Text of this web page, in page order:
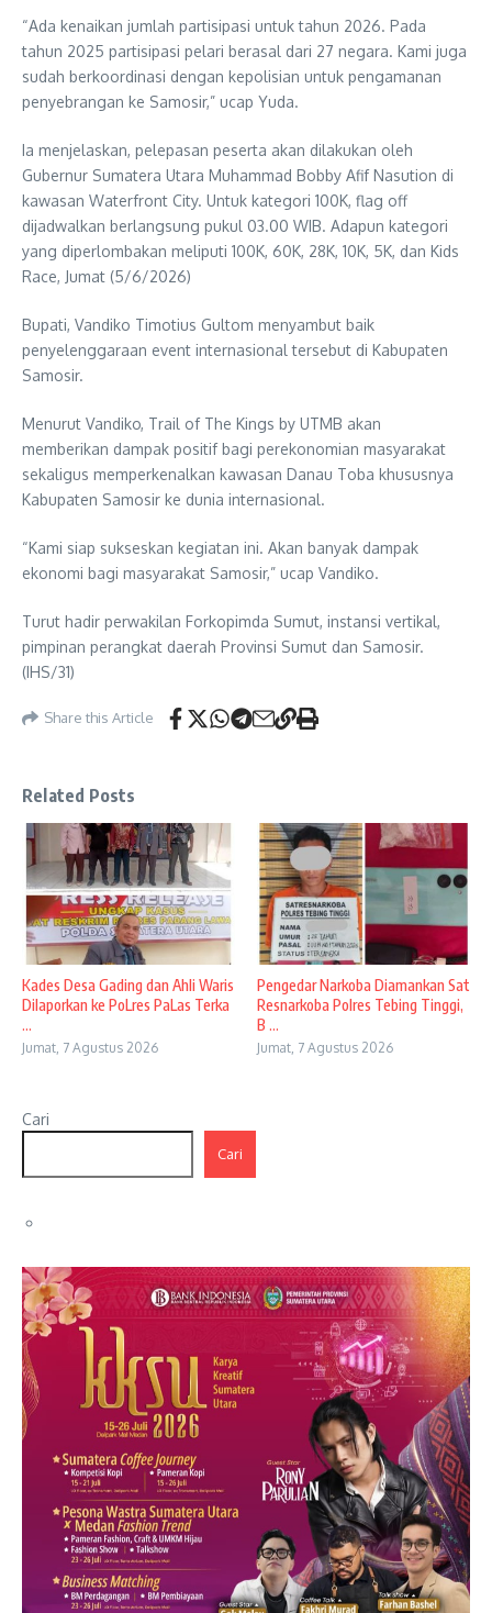
“Ada kenaikan jumlah partisipasi untuk tahun 2026. Pada
tahun 2025 partisipasi pelari berasal dari 27 negara. Kami juga
sudah berkoordinasi dengan kepolisian untuk pengamanan
penyebrangan ke Samosir,” ucap Yuda.
Ia menjelaskan, pelepasan peserta akan dilakukan oleh
Gubernur Sumatera Utara Muhammad Bobby Afif Nasution di
kawasan Waterfront City. Untuk kategori 100K, flag off
dijadwalkan berlangsung pukul 03.00 WIB. Adapun kategori
yang diperlombakan meliputi 100K, 60K, 28K, 10K, 5K, dan Kids
Race, Jumat (5/6/2026)
Bupati, Vandiko Timotius Gultom menyambut baik
penyelenggaraan event internasional tersebut di Kabupaten
Samosir.
Menurut Vandiko, Trail of The Kings by UTMB akan
memberikan dampak positif bagi perekonomian masyarakat
sekaligus memperkenalkan kawasan Danau Toba khususnya
Kabupaten Samosir ke dunia internasional.
“Kami siap sukseskan kegiatan ini. Akan banyak dampak
ekonomi bagi masyarakat Samosir,” ucap Vandiko.
Turut hadir perwakilan Forkopimda Sumut, instansi vertikal,
pimpinan perangkat daerah Provinsi Sumut dan Samosir.
(IHS/31)
Share this Article
Related Posts
Kades Desa Gading dan Ahli Waris
Dilaporkan ke PoLres PaLas Terka
...
Jumat, 7 Agustus 2026
Pengedar Narkoba Diamankan Sat
Resnarkoba Polres Tebing Tinggi,
B ...
Jumat, 7 Agustus 2026
Cari
Cari